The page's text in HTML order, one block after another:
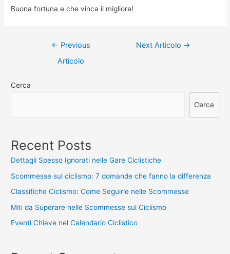
Buona fortuna e che vinca il migliore!
Navigazione
articoli
← Previous
Articolo
Next Articolo →
Cerca
Cerca
Recent Posts
Dettagli Spesso Ignorati nelle Gare Ciclistiche
Scommesse sul ciclismo: 7 domande che fanno la differenza
Classifiche Ciclismo: Come Seguirle nelle Scommesse
Miti da Superare nelle Scommesse sul Ciclismo
Eventi Chiave nel Calendario Ciclistico